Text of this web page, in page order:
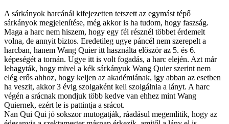
A sárkányok harcánál kifejezetten tetszett az egymást tépő
sárkányok megjelenítése, még akkor is ha tudom, hogy faszság.
Maga a harc nem hiszem, hogy egy fél résznél többet érdemelt
volna, de annyit biztos. Eredetileg ugye páncél nem szerepelt a
harcban, hanem Wang Quier itt használta először az 5. és 6.
képeségét a tornán. Ugye itt is volt fogadás, a harc elején. Azt már
lehagyták, hogy mivel a kék sárkányuk Wang Quier szerint nem
elég erős ahhoz, hogy keljen az akadémiának, igy abban az esetben
ha veszit, akkor 3 évig szolgaként kell szolgálnia a lányt. A harc
végén a srácnak mondjuk több kedve van ehhez mint Wang
Quiernek, ezért le is pattintja a srácot.
Nan Qui Qui jó sokszor mutogatják, ráadásul megemlitik, hogy az